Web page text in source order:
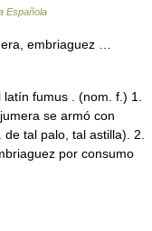
Española
embriaguez …
fumus . (nom. f.) 1.
se armó con
tal palo, tal astilla). 2.
por consumo